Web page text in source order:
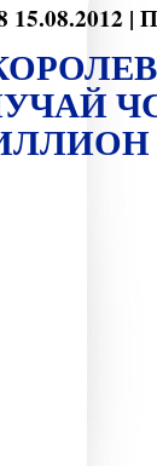
15.08.2012 |